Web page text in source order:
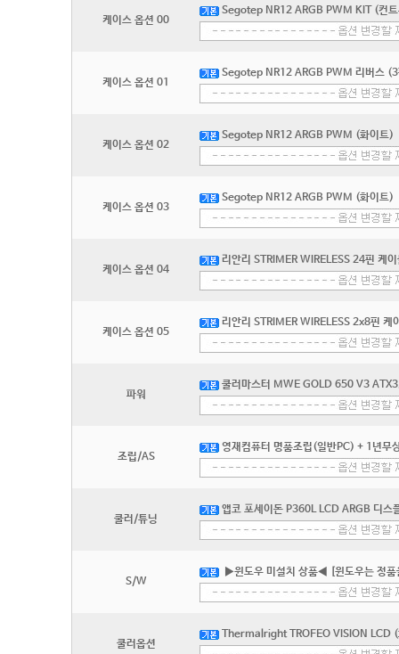
케이스 옵션 00
Segotep NR12 ARGB PWM KIT (컨
케이스 옵션 01
Segotep NR12 ARGB PWM 리버스
케이스 옵션 02
Segotep NR12 ARGB PWM (화이트)
케이스 옵션 03
Segotep NR12 ARGB PWM (화이트)
케이스 옵션 04
리안리 STRIMER WIRELESS 24핀
케이스 옵션 05
리안리 STRIMER WIRELESS 2x8핀
파워
쿨러마스터 MWE GOLD 650 V3
조립/AS
영재컴퓨터 명품조립(일반PC) + 1년무
쿨러/튜닝
앱코 포세이돈 P360L LCD ARGB 디스
S/W
▶윈도우 미설치 상품◀ [윈도우는 정
쿨러옵션
Thermalright TROFEO VISION LCD